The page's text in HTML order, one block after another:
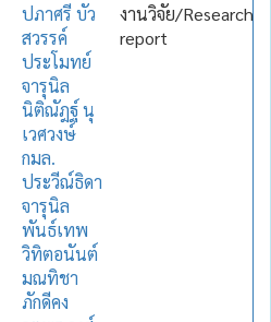
ปภาศรี บัว
สวรรค์
ประโมทย์
จารุนิล
นิติณัฎฐ์ นุ
เวศวงษ์
กมล.
ประวีณ์ธิดา
จารุนิล
พันธ์เทพ
วิทิตอนันต์
มณทิชา
ภักดีคง
งานวิจัย/Research
report